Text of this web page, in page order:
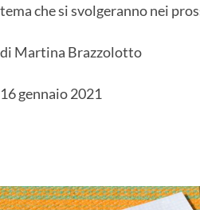
tema che si svolgeranno nei
di Martina Brazzolotto
16 gennaio 2021